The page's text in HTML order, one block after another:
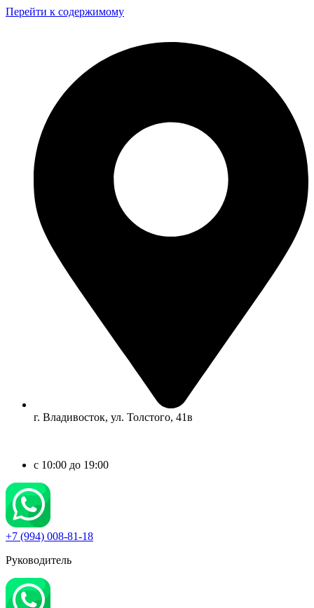
Перейти к содержимому
г. Владивосток, ул. Толстого, 41в
c 10:00 до 19:00
+7 (994) 008-81-18
Руководитель